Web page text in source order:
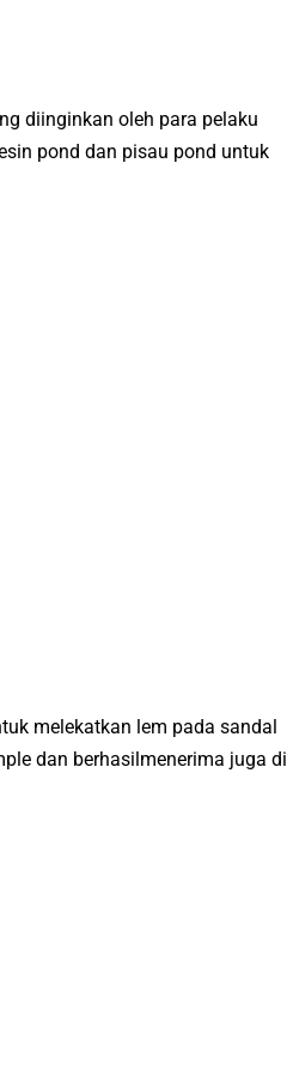
diinginkan oleh para pelaku
pond dan pisau pond untuk
melekatkan lem pada sandal
dan berhasilmenerima juga di